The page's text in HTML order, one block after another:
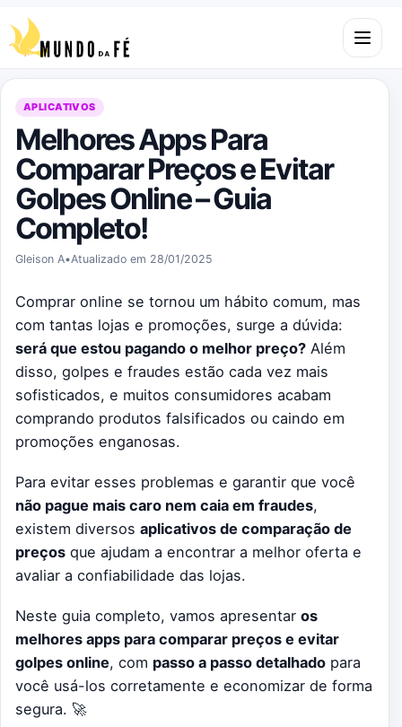
Pular para o conteúdo
Abrir
APLICATIVOS
Melhores Apps Para
Comparar Preços e Evitar
Golpes Online – Guia
Completo!
Gleison A•Atualizado em 28/01/2025
Comprar online se tornou um hábito comum, mas
com tantas lojas e promoções, surge a dúvida:
será que estou pagando o melhor preço? Além
disso, golpes e fraudes estão cada vez mais
sofisticados, e muitos consumidores acabam
comprando produtos falsificados ou caindo em
promoções enganosas.
Para evitar esses problemas e garantir que você
não pague mais caro nem caia em fraudes,
existem diversos aplicativos de comparação de
preços que ajudam a encontrar a melhor oferta e
avaliar a confiabilidade das lojas.
Neste guia completo, vamos apresentar os
melhores apps para comparar preços e evitar
golpes online, com passo a passo detalhado para
você usá-los corretamente e economizar de forma
segura. 🚀